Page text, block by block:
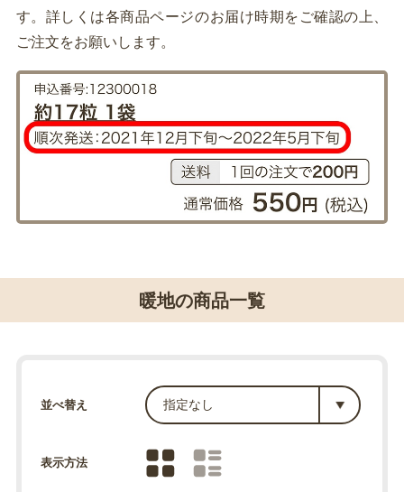
す。詳しくは各商品ページのお届け時期をご確認の上、
ご注文をお願いします。
暖地の商品一覧
並べ替え
表示方法